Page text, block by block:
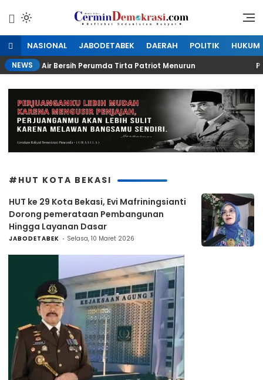
konten
CerminDemokrasi.com
Refleksi Kedaulatan Rakyat
NASIONAL JABODETABEK DAERAH POLITIK HUKUM
NEWSAir Bersih Perumda Tirta Patriot Menurun
#HUT KOTA BEKASI
HUT ke 29 Kota Bekasi, Evi Mafriningsianti
Dorong pemerataan Pembangunan
Hingga Layanan Dasar
JABODETABEK Selasa, 10 Maret 2026